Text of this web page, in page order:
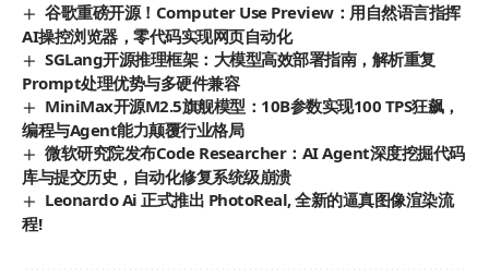
谷歌重磅开源！Computer Use Preview：用自然语言指挥
AI操控浏览器，零代码实现网页自动化
SGLang开源推理框架：大模型高效部署指南，解析重复
Prompt处理优势与多硬件兼容
MiniMax开源M2.5旗舰模型：10B参数实现100 TPS狂飙，
编程与Agent能力颠覆行业格局
微软研究院发布Code Researcher：AI Agent深度挖掘代码
库与提交历史，自动化修复系统级崩溃
Leonardo Ai 正式推出 PhotoReal, 全新的逼真图像渲染流
程!